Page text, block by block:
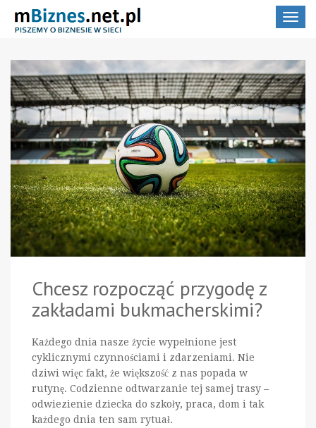
Toggle
Chcesz rozpocząć przygodę z
zakładami bukmacherskimi?
Każdego dnia nasze życie wypełnione jest
cyklicznymi czynnościami i zdarzeniami. Nie
dziwi więc fakt, że większość z nas popada w
rutynę. Codzienne odtwarzanie tej samej trasy –
odwiezienie dziecka do szkoły, praca, dom i tak
każdego dnia ten sam rytuał.